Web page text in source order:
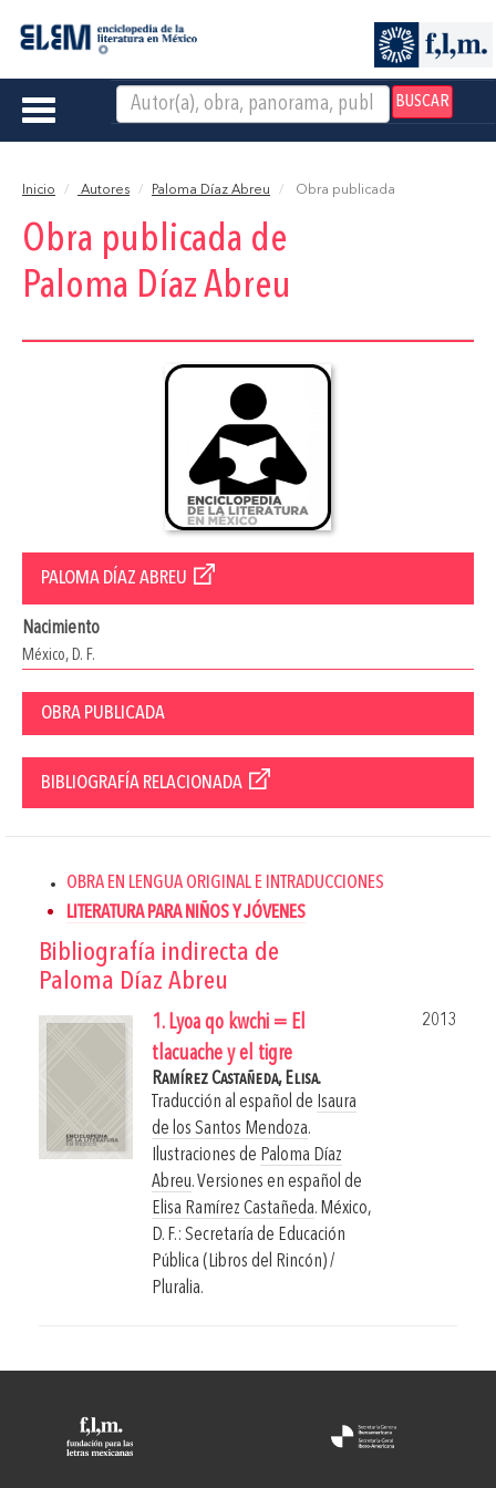
BUSCAR
Toggle
Inicio Autores Paloma Díaz Abreu Obra publicada
Obra publicada de
Paloma Díaz Abreu
PALOMA DÍAZ ABREU
Nacimiento
México, D. F.
OBRA PUBLICADA
BIBLIOGRAFÍA RELACIONADA
OBRA EN LENGUA ORIGINAL E INTRADUCCIONES
LITERATURA PARA NIÑOS Y JÓVENES
Bibliografía indirecta de
Paloma Díaz Abreu
1. Lyoa qo kwchi = El
tlacuache y el tigre
2013
Ramírez Castañeda, Elisa.
Traducción al español de Isaura
de los Santos Mendoza.
Ilustraciones de Paloma Díaz
Abreu. Versiones en español de
Elisa Ramírez Castañeda. México,
D. F.: Secretaría de Educación
Pública (Libros del Rincón) /
Pluralia.